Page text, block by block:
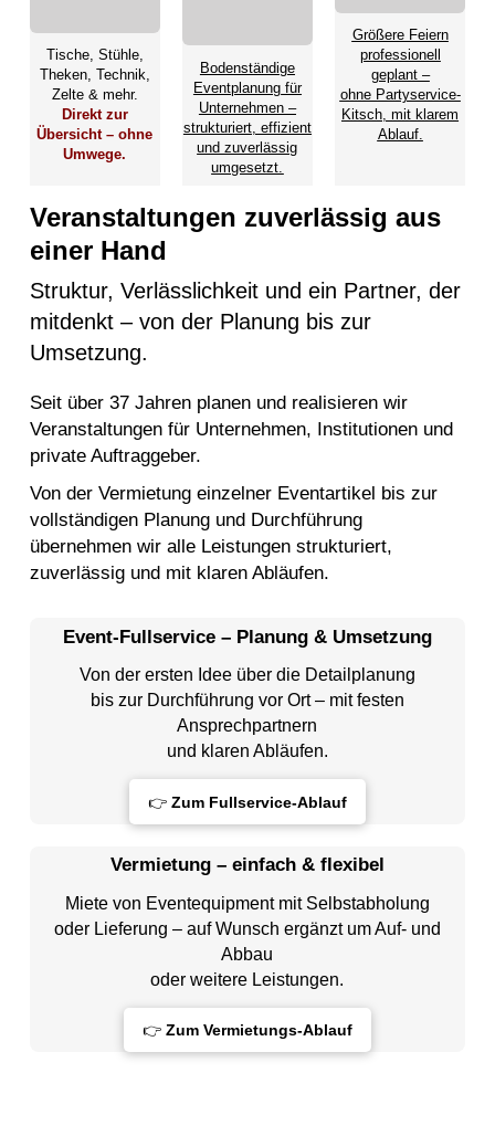
Tische, Stühle,
Theken, Technik,
Zelte & mehr.
Direkt zur
Übersicht – ohne
Umwege.
Bodenständige
Eventplanung für
Unternehmen –
strukturiert, effizient
und zuverlässig
umgesetzt.
Größere Feiern
professionell
geplant –
ohne Partyservice-
Kitsch, mit klarem
Ablauf.
Veranstaltungen zuverlässig aus
einer Hand
Struktur, Verlässlichkeit und ein Partner, der
mitdenkt – von der Planung bis zur
Umsetzung.
Seit über 37 Jahren planen und realisieren wir
Veranstaltungen für Unternehmen, Institutionen und
private Auftraggeber.
Von der Vermietung einzelner Eventartikel bis zur
vollständigen Planung und Durchführung
übernehmen wir alle Leistungen strukturiert,
zuverlässig und mit klaren Abläufen.
Event-Fullservice – Planung & Umsetzung
Von der ersten Idee über die Detailplanung
bis zur Durchführung vor Ort – mit festen
Ansprechpartnern
und klaren Abläufen.
👉 Zum Fullservice-Ablauf
Vermietung – einfach & flexibel
Miete von Eventequipment mit Selbstabholung
oder Lieferung – auf Wunsch ergänzt um Auf- und
Abbau
oder weitere Leistungen.
👉 Zum Vermietungs-Ablauf